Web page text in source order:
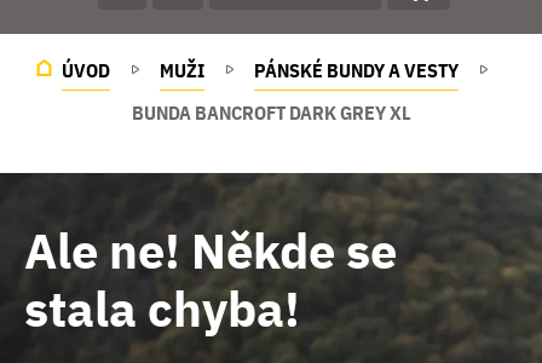
ÚVOD MUŽI
PÁNSKÉ BUNDY A VESTY
BUNDA BANCROFT DARK GREY XL
Ale ne! Někde se
stala chyba!